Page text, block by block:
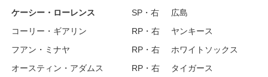
ケーシー・ローレンス
SP・右
広島
コーリー・ギアリン
RP・右
ヤンキース
フアン・ミナヤ
RP・右
ホワイトソックス
オースティン・アダムス
RP・右
タイガース